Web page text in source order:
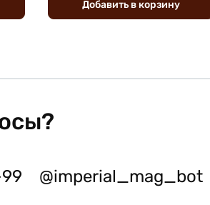
Добавить вкорзину
@imperial_mag_bot